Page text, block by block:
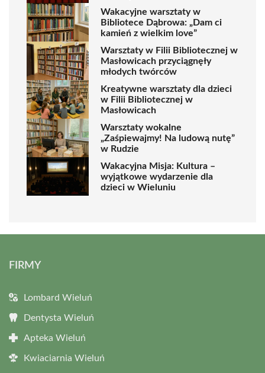
Wakacyjne warsztaty w
Bibliotece Dąbrowa: „Dam ci
kamień z wielkim love”
Warsztaty w Filii Bibliotecznej w
Masłowicach przyciągnęły
młodych twórców
Kreatywne warsztaty dla dzieci
w Filii Bibliotecznej w
Masłowicach
Warsztaty wokalne
„Zaśpiewajmy! Na ludową nutę”
w Rudzie
Wakacyjna Misja: Kultura –
wyjątkowe wydarzenie dla
dzieci w Wieluniu
FIRMY
Lombard Wieluń
Dentysta Wieluń
Apteka Wieluń
Kwiaciarnia Wieluń